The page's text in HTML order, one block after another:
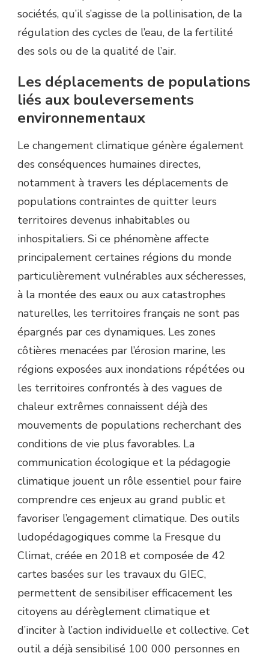
sociétés, qu’il s’agisse de la pollinisation, de la
régulation des cycles de l’eau, de la fertilité
des sols ou de la qualité de l’air.
Les déplacements de populations
liés aux bouleversements
environnementaux
Le changement climatique génère également
des conséquences humaines directes,
notamment à travers les déplacements de
populations contraintes de quitter leurs
territoires devenus inhabitables ou
inhospitaliers. Si ce phénomène affecte
principalement certaines régions du monde
particulièrement vulnérables aux sécheresses,
à la montée des eaux ou aux catastrophes
naturelles, les territoires français ne sont pas
épargnés par ces dynamiques. Les zones
côtières menacées par l’érosion marine, les
régions exposées aux inondations répétées ou
les territoires confrontés à des vagues de
chaleur extrêmes connaissent déjà des
mouvements de populations recherchant des
conditions de vie plus favorables. La
communication écologique et la pédagogie
climatique jouent un rôle essentiel pour faire
comprendre ces enjeux au grand public et
favoriser l’engagement climatique. Des outils
ludopédagogiques comme la Fresque du
Climat, créée en 2018 et composée de 42
cartes basées sur les travaux du GIEC,
permettent de sensibiliser efficacement les
citoyens au dérèglement climatique et
d’inciter à l’action individuelle et collective. Cet
outil a déjà sensibilisé 100 000 personnes en